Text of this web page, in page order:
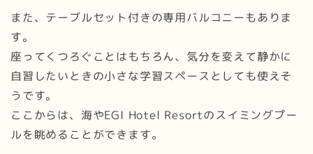
また、テーブルセット付きの専用バルコニーもありま
す。
座ってくつろぐことはもちろん、気分を変えて静かに
自習したいときの小さな学習スペースとしても使えそ
うです。
ここからは、海やEGI Hotel Resortのスイミングプー
ルを眺めることができます。